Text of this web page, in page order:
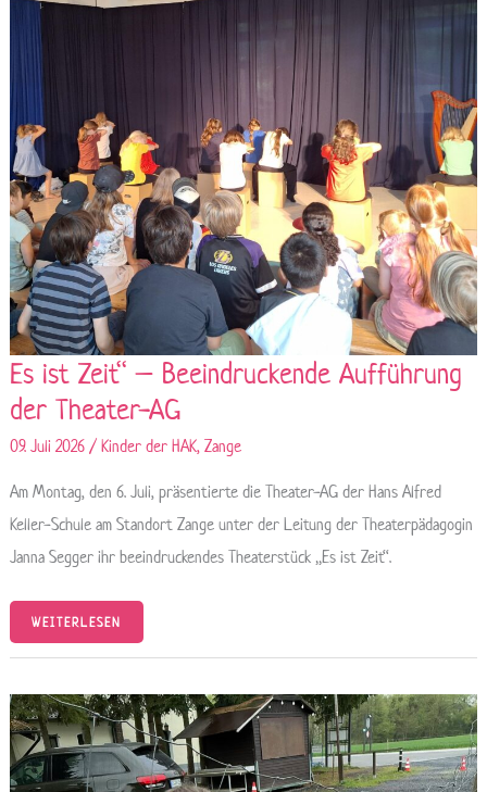
Es ist Zeit“ – Beeindruckende Aufführung
der Theater-AG
09. Juli 2026/Kinder der HAK,Zange
Am Montag, den 6. Juli, präsentierte die Theater-AG der Hans Alfred
Keller-Schule am Standort Zange unter der Leitung der Theaterpädagogin
Janna Segger ihr beeindruckendes Theaterstück „Es ist Zeit“.
WEITERLESEN
UNSER
BAUERNHOF-
BESUCH
AUF
DER
BURG
NIEDERPLEIS